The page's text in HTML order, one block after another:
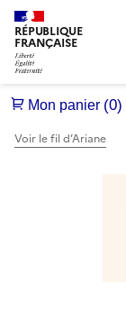
RÉPUBLIQUE
FRANÇAISE
Voir le fil d’Ariane